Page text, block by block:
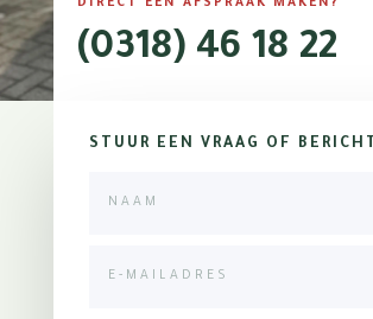
DIRECT EEN AFSPRAAK MAKEN?
(0318) 46 18 22
STUUR EEN VRAAG OF BERICHT